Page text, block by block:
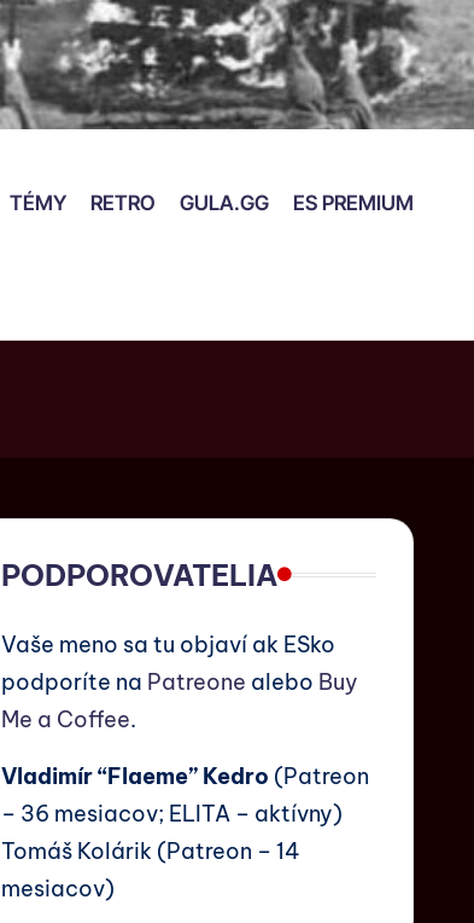
TÉMY RETRO GULA.GG ES PREMIUM
PODPOROVATELIA
Vaše meno sa tu objaví ak ESko
podporíte na Patreone alebo Buy
Me a Coffee.
Vladimír “Flaeme” Kedro (Patreon
– 36 mesiacov; ELITA – aktívny)
Tomáš Kolárik (Patreon – 14
mesiacov)